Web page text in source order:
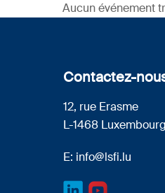
Aucun événement
Contactez-
12, rue Erasme
L-1468 Luxembourg
E: info@lsfi.lu